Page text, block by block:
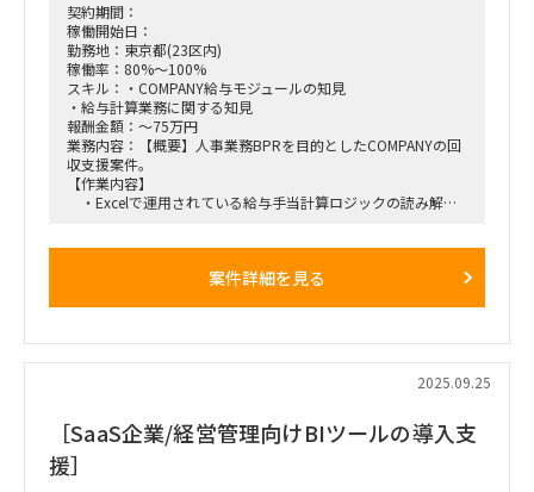
期間：即日～長期
勤務地：海浜幕張、リモート併用（出社週2程度）
契約期間：
稼働開始日：
勤務地：東京都(23区内)
稼働率：80%～100%
スキル：・COMPANY給与モジュールの知見
・給与計算業務に関する知見
報酬金額：～75万円
業務内容：【概要】人事業務BPRを目的としたCOMPANYの回
収支援案件。
【作業内容】
・Excelで運用されている給与手当計算ロジックの読み解き
改善点の洗い出しと改善実行案件詳細を見る
2025.09.25
［SaaS企業/経営管理向けBIツールの導入支
援］